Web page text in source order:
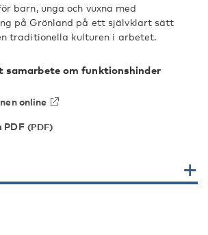
barn, unga och vuxna med
på Grönland på ett självklart sätt
traditionella kulturen i arbetet.
samarbete om funktionshinder
online
PDF